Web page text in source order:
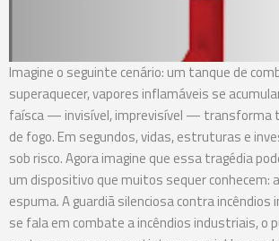
Imagine o seguinte cenário: um tanque de
superaquecer, vapores inflamáveis se
faísca — invisível, imprevisível — transforma
de fogo. Em segundos, vidas, estruturas e
sob risco. Agora imagine que essa tragédia
um dispositivo que muitos sequer conhecem:
espuma. A guardiã silenciosa contra incêndios
se fala em combate a incêndios industriais, o